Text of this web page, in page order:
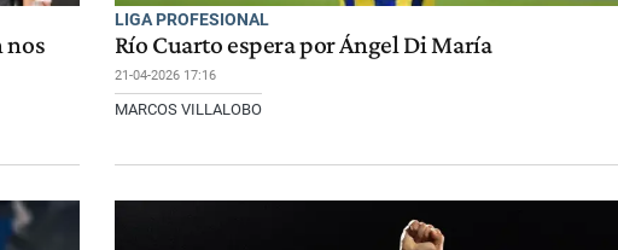
nos
LIGA PROFESIONAL
Río Cuarto espera por Ángel Di María
21-04-2026 17:16
MARCOS VILLALOBO